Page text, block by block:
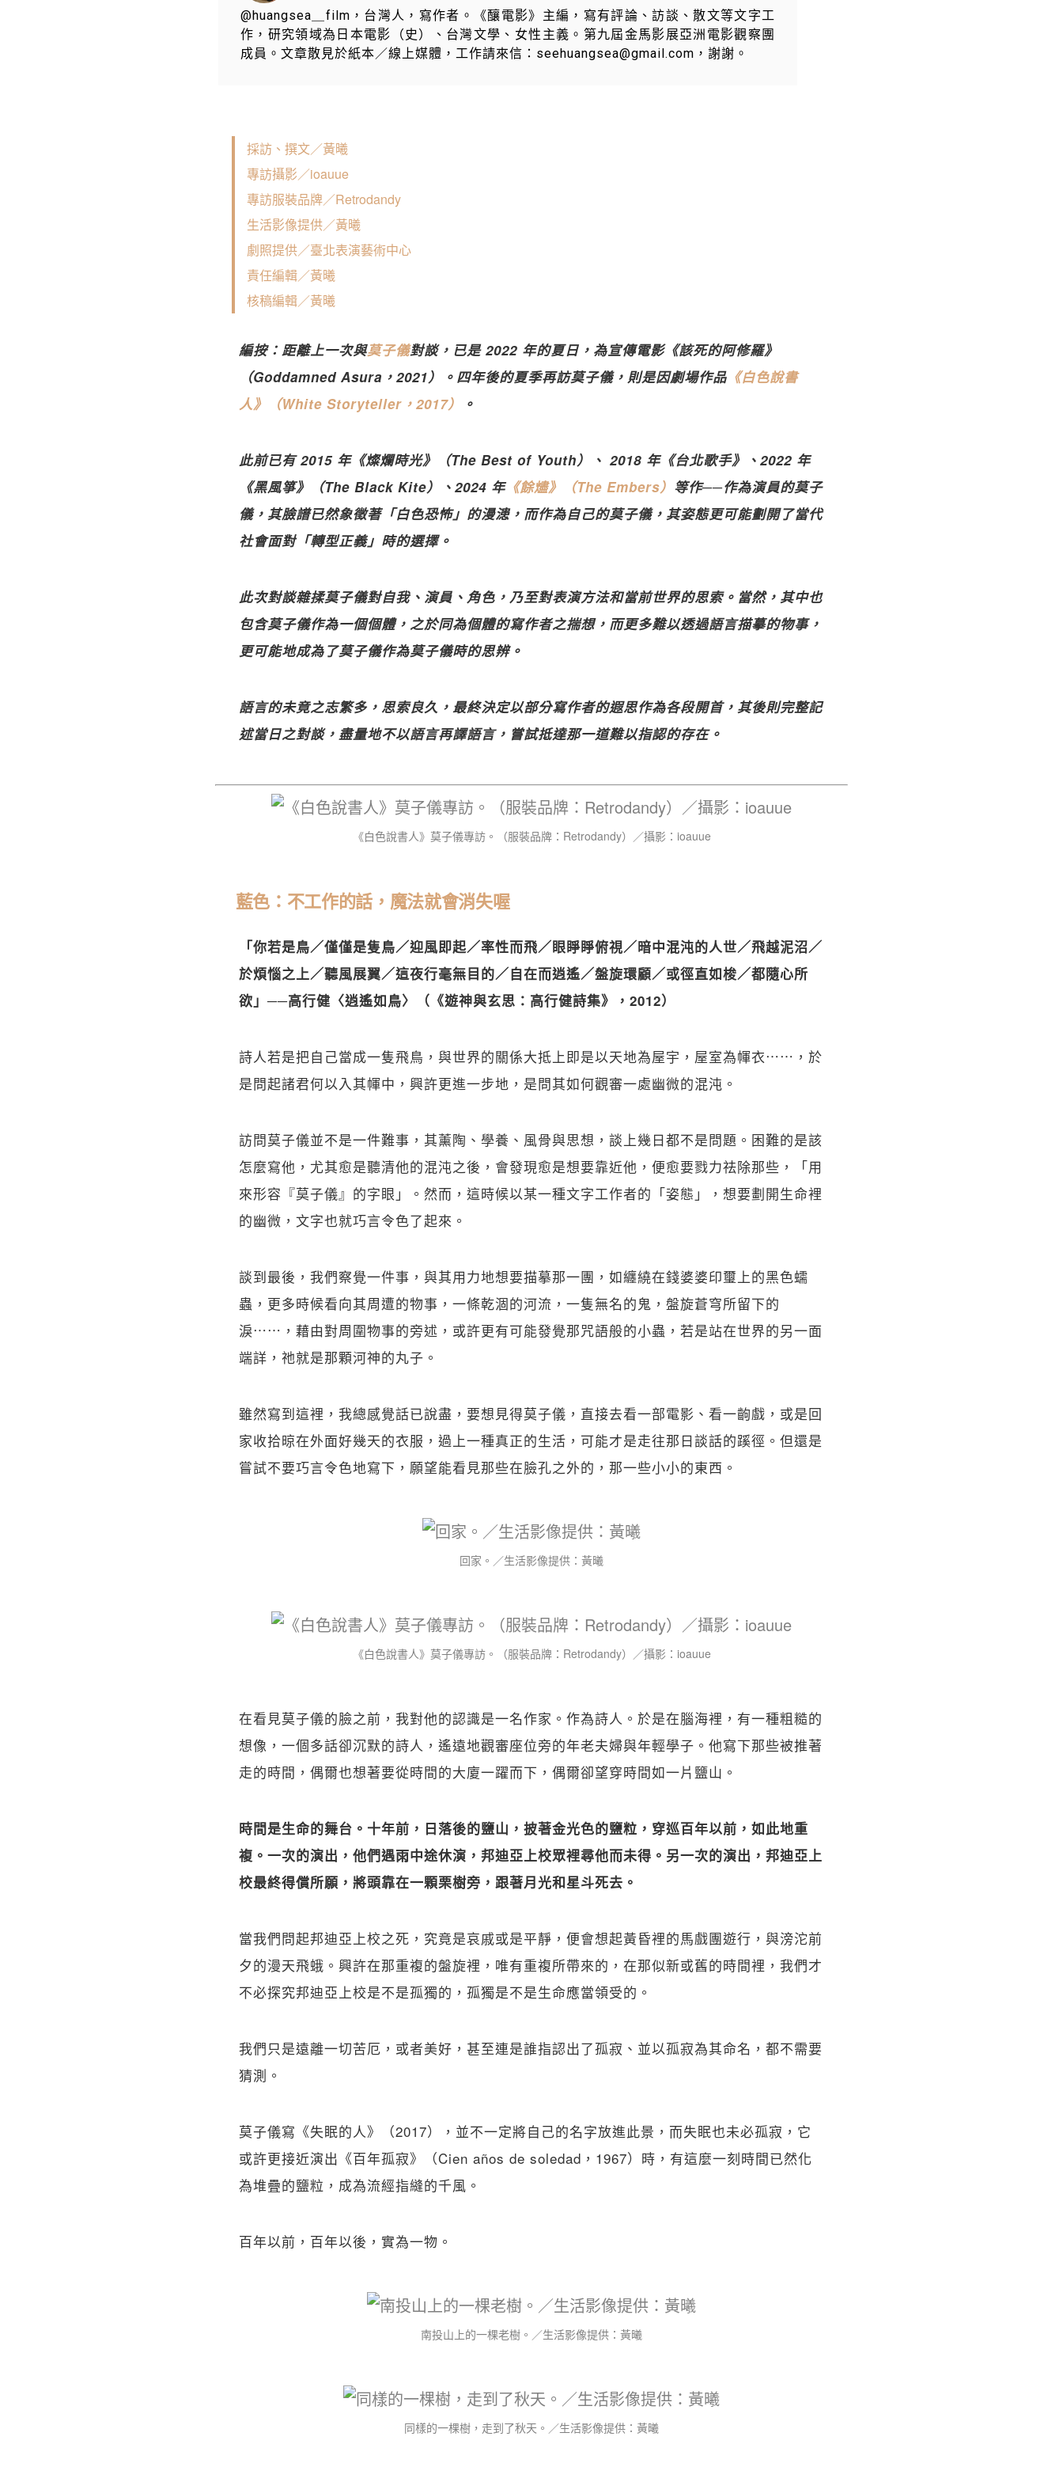
@huangsea＿film，台灣人，寫作者。《釀電影》主編，寫有評論、訪談、散文等文字工
作，研究領域為日本電影（史）、台灣文學、女性主義。第九屆金馬影展亞洲電影觀察團
成員。文章散見於紙本／線上媒體，工作請來信：seehuangsea@gmail.com，謝謝。
採訪、撰文／黃曦
專訪攝影／ioauue
專訪服裝品牌／Retrodandy
生活影像提供／黃曦
劇照提供／臺北表演藝術中心
責任編輯／黃曦
核稿編輯／黃曦
編按：距離上一次與莫子儀對談，已是 2022 年的夏日，為宣傳電影《該死的阿修羅》
（Goddamned Asura，2021）。四年後的夏季再訪莫子儀，則是因劇場作品 《白色說書
人》（White Storyteller，2017）
。
此前已有 2015 年《燦爛時光》（The Best of Youth）、 2018 年《台北歌手》、2022 年
《黑風箏》（The Black Kite）、2024 年《餘燼》（The Embers） 等作──作為演員的莫子
儀，其臉譜已然象徵著「白色恐怖」的漫漶，而作為自己的莫子儀，其姿態更可能劃開了當代
社會面對「轉型正義」時的選擇。
此次對談雜揉莫子儀對自我、演員、角色，乃至對表演方法和當前世界的思索。當然，其中也
包含莫子儀作為一個個體，之於同為個體的寫作者之揣想，而更多難以透過語言描摹的物事，
更可能地成為了莫子儀作為莫子儀時的思辨。
語言的未竟之志繁多，思索良久，最終決定以部分寫作者的遐思作為各段開首，其後則完整記
述當日之對談，盡量地不以語言再譯語言，嘗試抵達那一道難以指認的存在。
《白色說書人》莫子儀專訪。（服裝品牌：Retrodandy）／攝影：ioauue
藍色：不工作的話，魔法就會消失喔
「你若是鳥／僅僅是隻鳥／迎風即起／率性而飛／眼睜睜俯視／暗中混沌的人世／飛越泥沼／
於煩惱之上／聽風展翼／這夜行毫無目的／自在而逍遙／盤旋環顧／或徑直如梭／都隨心所
欲」──高行健〈逍遙如鳥〉（《遊神與玄思：高行健詩集》，2012）
詩人若是把自己當成一隻飛鳥，與世界的關係大抵上即是以天地為屋宇，屋室為㡓衣⋯⋯，於
是問起諸君何以入其㡓中，興許更進一步地，是問其如何觀審一處幽微的混沌。
訪問莫子儀並不是一件難事，其薰陶、學養、風骨與思想，談上幾日都不是問題。困難的是該
怎麼寫他，尤其愈是聽清他的混沌之後，會發現愈是想要靠近他，便愈要戮力祛除那些，「用
來形容『莫子儀』的字眼」。然而，這時候以某一種文字工作者的「姿態」，想要劃開生命裡
的幽微，文字也就巧言令色了起來。
談到最後，我們察覺一件事，與其用力地想要描摹那一團，如纏繞在錢婆婆印璽上的黑色蠕
蟲，更多時候看向其周遭的物事，一條乾涸的河流，一隻無名的鬼，盤旋蒼穹所留下的
淚⋯⋯，藉由對周圍物事的旁述，或許更有可能發覺那咒語般的小蟲，若是站在世界的另一面
端詳，祂就是那顆河神的丸子。
雖然寫到這裡，我總感覺話已說盡，要想見得莫子儀，直接去看一部電影、看一齣戲，或是回
家收拾晾在外面好幾天的衣服，過上一種真正的生活，可能才是走往那日談話的蹊徑。但還是
嘗試不要巧言令色地寫下，願望能看見那些在臉孔之外的，那一些小小的東西。
回家。／生活影像提供：黃曦
《白色說書人》莫子儀專訪。（服裝品牌：Retrodandy）／攝影：ioauue
在看見莫子儀的臉之前，我對他的認識是一名作家。作為詩人。於是在腦海裡，有一種粗糙的
想像，一個多話卻沉默的詩人，遙遠地觀審座位旁的年老夫婦與年輕學子。他寫下那些被推著
走的時間，偶爾也想著要從時間的大廈一躍而下，偶爾卻望穿時間如一片鹽山。
時間是生命的舞台。十年前，日落後的鹽山，披著金光色的鹽粒，穿巡百年以前，如此地重
複。一次的演出，他們遇雨中途休演，邦迪亞上校眾裡尋他而未得。另一次的演出，邦迪亞上
校最終得償所願，將頭靠在一顆栗樹旁，跟著月光和星斗死去。
當我們問起邦迪亞上校之死，究竟是哀戚或是平靜，便會想起黃昏裡的馬戲團遊行，與滂沱前
夕的漫天飛蛾。興許在那重複的盤旋裡，唯有重複所帶來的，在那似新或舊的時間裡，我們才
不必探究邦迪亞上校是不是孤獨的，孤獨是不是生命應當領受的。
我們只是遠離一切苦厄，或者美好，甚至連是誰指認出了孤寂、並以孤寂為其命名，都不需要
猜測。
莫子儀寫《失眠的人》（2017），並不一定將自己的名字放進此景，而失眠也未必孤寂，它
或許更接近演出《百年孤寂》（Cien años de soledad，1967）時，有這麼一刻時間已然化
為堆疊的鹽粒，成為流經指縫的千風。
百年以前，百年以後，實為一物。
南投山上的一棵老樹。／生活影像提供：黃曦
同樣的一棵樹，走到了秋天。／生活影像提供：黃曦